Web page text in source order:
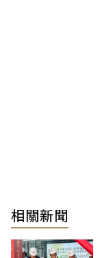
相關新聞